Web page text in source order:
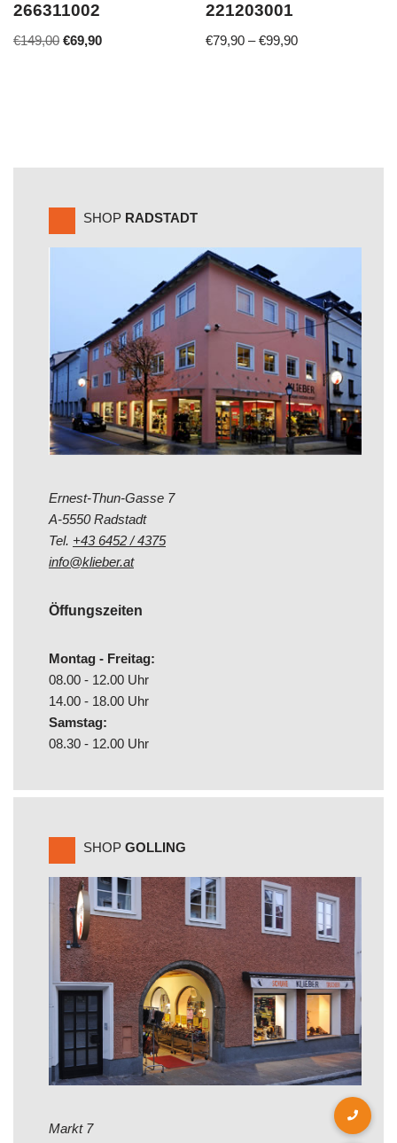
266311002
€149,00 €69,90
221203001
€79,90 –€99,90
SHOP RADSTADT
Ernest-Thun-Gasse 7
A-5550 Radstadt
Tel. +43 6452 / 4375
info@klieber.at
Öffungszeiten
Montag - Freitag:
08.00 - 12.00 Uhr
14.00 - 18.00 Uhr
Samstag:
08.30 - 12.00 Uhr
SHOP GOLLING
Markt 7